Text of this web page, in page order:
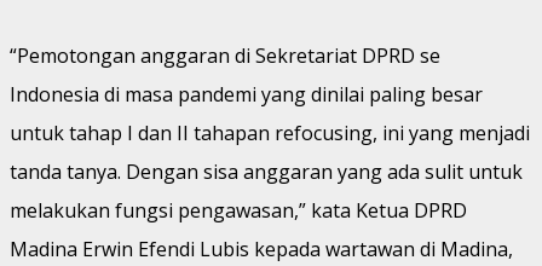
“Pemotongan anggaran di Sekretariat DPRD se
Indonesia di masa pandemi yang dinilai paling besar
untuk tahap I dan II tahapan refocusing, ini yang menjadi
tanda tanya. Dengan sisa anggaran yang ada sulit untuk
melakukan fungsi pengawasan,” kata Ketua DPRD
Madina Erwin Efendi Lubis kepada wartawan di Madina,